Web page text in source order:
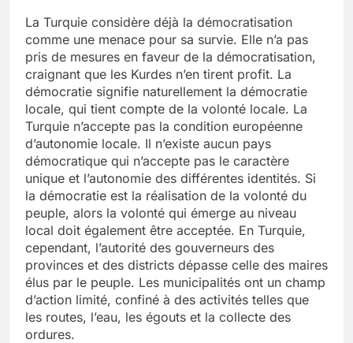
La Turquie considère déjà la démocratisation
comme une menace pour sa survie. Elle n’a pas
pris de mesures en faveur de la démocratisation,
craignant que les Kurdes n’en tirent profit. La
démocratie signifie naturellement la démocratie
locale, qui tient compte de la volonté locale. La
Turquie n’accepte pas la condition européenne
d’autonomie locale. Il n’existe aucun pays
démocratique qui n’accepte pas le caractère
unique et l’autonomie des différentes identités. Si
la démocratie est la réalisation de la volonté du
peuple, alors la volonté qui émerge au niveau
local doit également être acceptée. En Turquie,
cependant, l’autorité des gouverneurs des
provinces et des districts dépasse celle des maires
élus par le peuple. Les municipalités ont un champ
d’action limité, confiné à des activités telles que
les routes, l’eau, les égouts et la collecte des
ordures.